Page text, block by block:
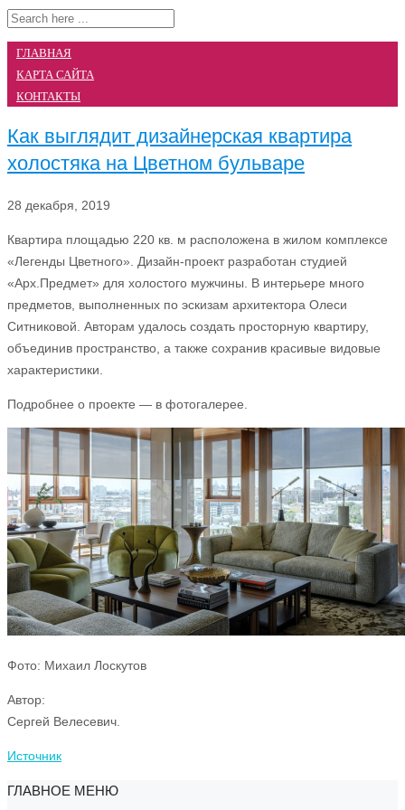
ГЛАВНАЯ
КАРТА САЙТА
КОНТАКТЫ
Как выглядит дизайнерская квартира
холостяка на Цветном бульваре
28 декабря, 2019
Квартира площадью 220 кв. м расположена в жилом комплексе
«Легенды Цветного». Дизайн-проект разработан студией
«Арх.Предмет» для холостого мужчины. В интерьере много
предметов, выполненных по эскизам архитектора Олеси
Ситниковой. Авторам удалось создать просторную квартиру,
объединив пространство, а также сохранив красивые видовые
характеристики.
Подробнее о проекте — в фотогалерее.
Фото: Михаил Лоскутов
Автор:
Сергей Велесевич.
Источник
ГЛАВНОЕ МЕНЮ